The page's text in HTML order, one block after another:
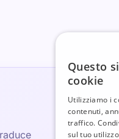
Questo
cookie
Utilizziamo i
contenuti,
traffico.
sul tuo